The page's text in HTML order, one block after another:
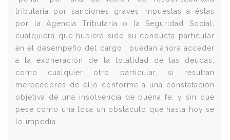
tributaria por sanciones graves impuestas a éstas
por la Agencia Tributaria o la Seguridad Social,
cualquiera que hubiera sido su conducta particular
en el desempeño del cargo, puedan ahora acceder
a la exoneración de la totalidad de las deudas,
como cualquier otro particular, si resultan
merecedores de ello conforme a una constatación
objetiva de una insolvencia de buena fe, y sin que
pese como una losa un obstáculo que hasta hoy se
lo impedía.